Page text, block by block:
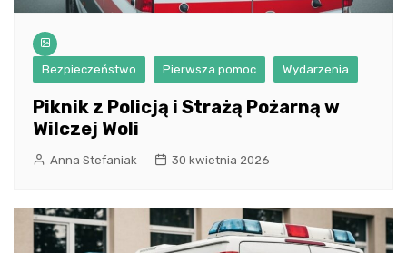
Bezpieczeństwo Pierwsza pomoc Wydarzenia
Piknik z Policją i Strażą Pożarną w
Wilczej Woli
Anna Stefaniak 30 kwietnia 2026